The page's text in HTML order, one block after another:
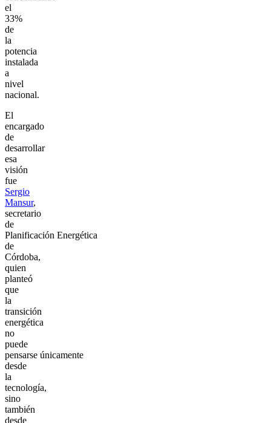
el
33%
de
la
potencia
instalada
a
nivel
nacional.
El
encargado
de
desarrollar
esa
visión
fue
Sergio
Mansur,
secretario
de
Planificación Energética
de
Córdoba,
quien
planteó
que
la
transición
energética
no
puede
pensarse únicamente
desde
la
tecnología,
sino
también
desde